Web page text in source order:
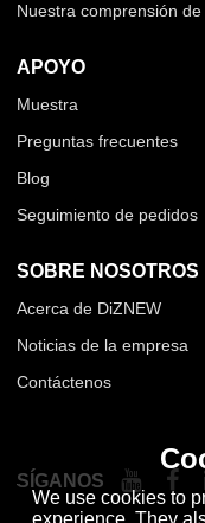
Nuestra comprensión
APOYO
Muestra
Preguntas frecuentes
Blog
Seguimiento de pedidos
SOBRE NOSOTROS
Acerca de DiZNEW
Noticias de la empresa
Contáctenos
SÍGANOS
We use cookies to
experience. They